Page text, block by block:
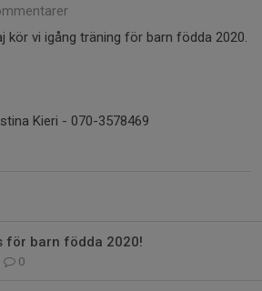
kör vi igång träning för barn födda 2020.
Kieri - 070-3578469
för barn födda 2020!
0